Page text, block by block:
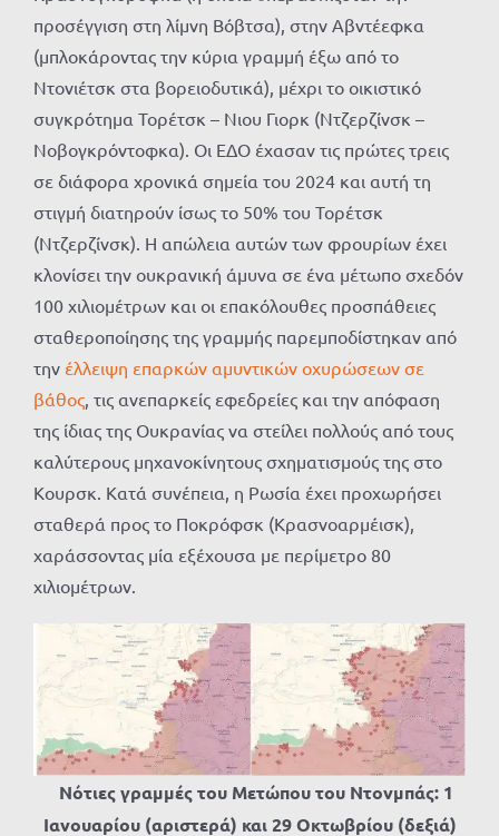
προσέγγιση στη λίμνη Βόβτσα), στην Αβντέεφκα
(μπλοκάροντας την κύρια γραμμή έξω από το
Ντονιέτσκ στα βορειοδυτικά), μέχρι το οικιστικό
συγκρότημα Τορέτσκ – Νιου Γιορκ (Ντζερζίνσκ –
Νοβογκρόντοφκα). Οι ΕΔΟ έχασαν τις πρώτες τρεις
σε διάφορα χρονικά σημεία του 2024 και αυτή τη
στιγμή διατηρούν ίσως το 50% του Τορέτσκ
(Ντζερζίνσκ). Η απώλεια αυτών των φρουρίων έχει
κλονίσει την ουκρανική άμυνα σε ένα μέτωπο σχεδόν
100 χιλιομέτρων και οι επακόλουθες προσπάθειες
σταθεροποίησης της γραμμής παρεμποδίστηκαν από
την έλλειψη επαρκών αμυντικών οχυρώσεων σε
βάθος, τις ανεπαρκείς εφεδρείες και την απόφαση
της ίδιας της Ουκρανίας να στείλει πολλούς από τους
καλύτερους μηχανοκίνητους σχηματισμούς της στο
Κουρσκ. Κατά συνέπεια, η Ρωσία έχει προχωρήσει
σταθερά προς το Ποκρόφσκ (Κρασνοαρμέισκ),
χαράσσοντας μία εξέχουσα με περίμετρο 80
χιλιομέτρων.
Νότιες γραμμές του Μετώπου του Ντονμπάς: 1
Ιανουαρίου (αριστερά) και 29 Οκτωβρίου (δεξιά)